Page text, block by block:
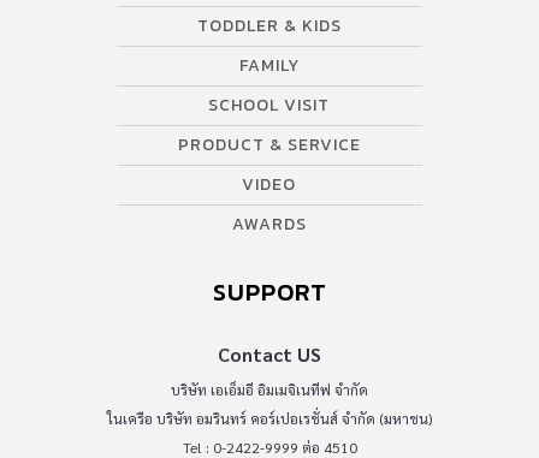
TODDLER & KIDS
FAMILY
SCHOOL VISIT
PRODUCT & SERVICE
VIDEO
AWARDS
SUPPORT
Contact US
บริษัท เอเอ็มอี อิมเมจิเนทีฟ จำกัด
ในเครือ บริษัท อมรินทร์ คอร์เปอเรชั่นส์ จำกัด (มหาชน)
Tel : 0-2422-9999 ต่อ 4510